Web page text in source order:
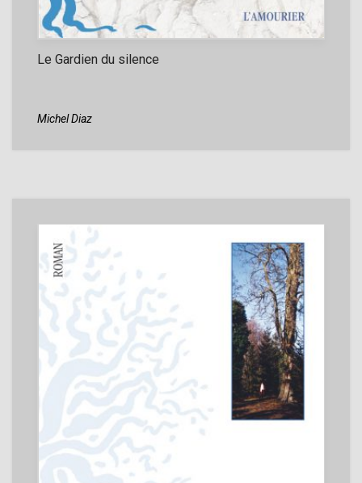
Le Gardien du silence
Michel Diaz